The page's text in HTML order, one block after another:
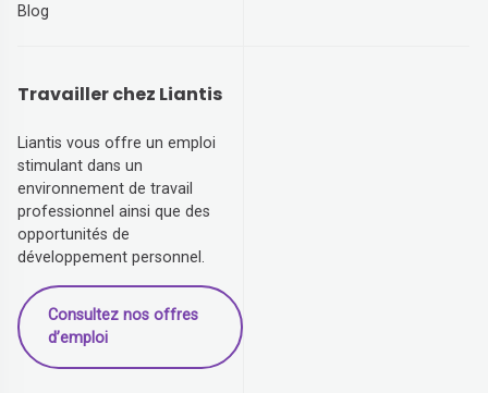
Blog
Travailler chez Liantis
Liantis vous offre un emploi
stimulant dans un
environnement de travail
professionnel ainsi que des
opportunités de
développement personnel.
Consultez nos offres
d’emploi